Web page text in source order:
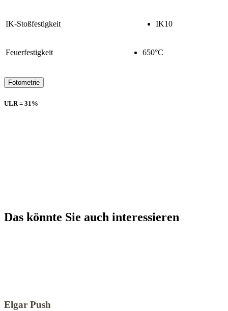
IK-Stoßfestigkeit IK10
Feuerfestigkeit 650°C
Fotometrie
ULR = 31%
Das könnte Sie auch interessieren
Elgar Push